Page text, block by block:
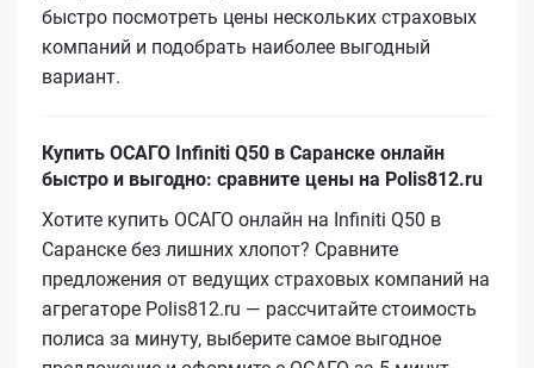
быстро посмотреть цены нескольких страховых
компаний и подобрать наиболее выгодный
вариант.
Купить ОСАГО Infiniti Q50 в Саранске онлайн
быстро и выгодно: сравните цены на Polis812.ru
Хотите купить ОСАГО онлайн на Infiniti Q50 в
Саранске без лишних хлопот? Сравните
предложения от ведущих страховых компаний на
агрегаторе Polis812.ru — рассчитайте стоимость
полиса за минуту, выберите самое выгодное